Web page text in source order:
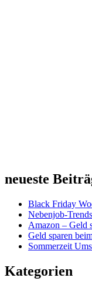
neueste
Black Friday
Nebenjob-
Amazon – Geld
Geld sparen
Sommerzeit
Kategorien